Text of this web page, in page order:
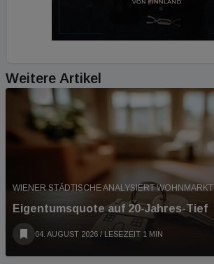
Weitere Artikel
WIENER STÄDTISCHE ANALYSIERT WOHNMARKT
Eigentumsquote auf 20-Jahres-Tief
04. AUGUST 2026 / LESEZEIT 1 MIN